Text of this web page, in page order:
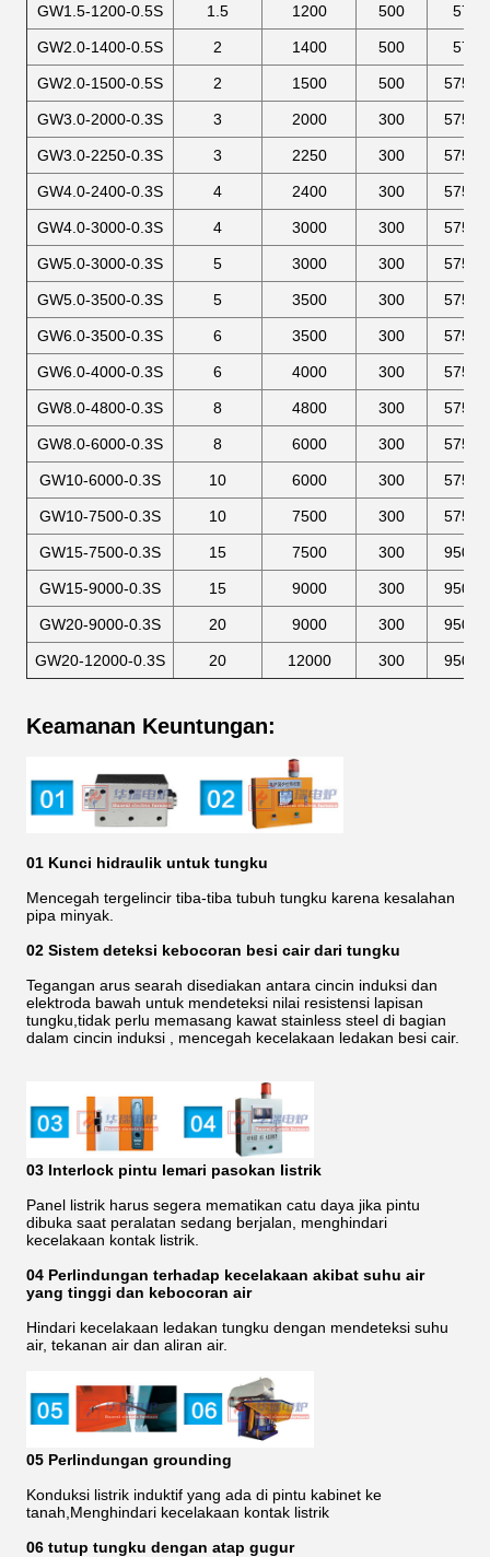
GW1.5-1200-0.5S 1.5 1200 500 575
GW2.0-1400-0.5S 2 1400 500 575
GW2.0-1500-0.5S 2 1500 500 575×2
GW3.0-2000-0.3S 3 2000 300 575×2
GW3.0-2250-0.3S 3 2250 300 575×2
GW4.0-2400-0.3S 4 2400 300 575×2
GW4.0-3000-0.3S 4 3000 300 575×2
GW5.0-3000-0.3S 5 3000 300 575×2
GW5.0-3500-0.3S 5 3500 300 575×2
GW6.0-3500-0.3S 6 3500 300 575×2
GW6.0-4000-0.3S 6 4000 300 575×2
GW8.0-4800-0.3S 8 4800 300 575×4
GW8.0-6000-0.3S 8 6000 300 575×4
GW10-6000-0.3S 10 6000 300 575×4
GW10-7500-0.3S 10 7500 300 575×4
GW15-7500-0.3S 15 7500 300 950×4
GW15-9000-0.3S 15 9000 300 950×4
GW20-9000-0.3S 20 9000 300 950×4
GW20-12000-0.3S 20 12000 300 950×4
Keamanan Keuntungan:
01 Kunci hidraulik untuk tungku
Mencegah tergelincir tiba-tiba tubuh tungku karena kesalahan
pipa minyak.
02 Sistem deteksi kebocoran besi cair dari tungku
Tegangan arus searah disediakan antara cincin induksi dan
elektroda bawah untuk mendeteksi nilai resistensi lapisan
tungku,tidak perlu memasang kawat stainless steel di bagian
dalam cincin induksi , mencegah kecelakaan ledakan besi cair.
03 Interlock pintu lemari pasokan listrik
Panel listrik harus segera mematikan catu daya jika pintu
dibuka saat peralatan sedang berjalan, menghindari
kecelakaan kontak listrik.
04 Perlindungan terhadap kecelakaan akibat suhu air
yang tinggi dan kebocoran air
Hindari kecelakaan ledakan tungku dengan mendeteksi suhu
air, tekanan air dan aliran air.
05 Perlindungan grounding
Konduksi listrik induktif yang ada di pintu kabinet ke
tanah,Menghindari kecelakaan kontak listrik
06 tutup tungku dengan atap gugur